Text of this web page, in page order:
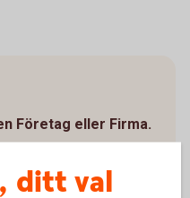
Företag eller Firma.
ärenden" - välj
ditt val